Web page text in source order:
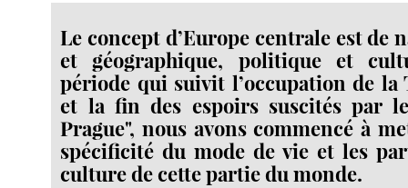
Le concept d’Europe centrale est de
et géographique, politique et
période qui suivit l’occupation de la
et la fin des espoirs suscités par
Prague", nous avons commencé à
spécificité du mode de vie et les
culture de cette partie du monde.